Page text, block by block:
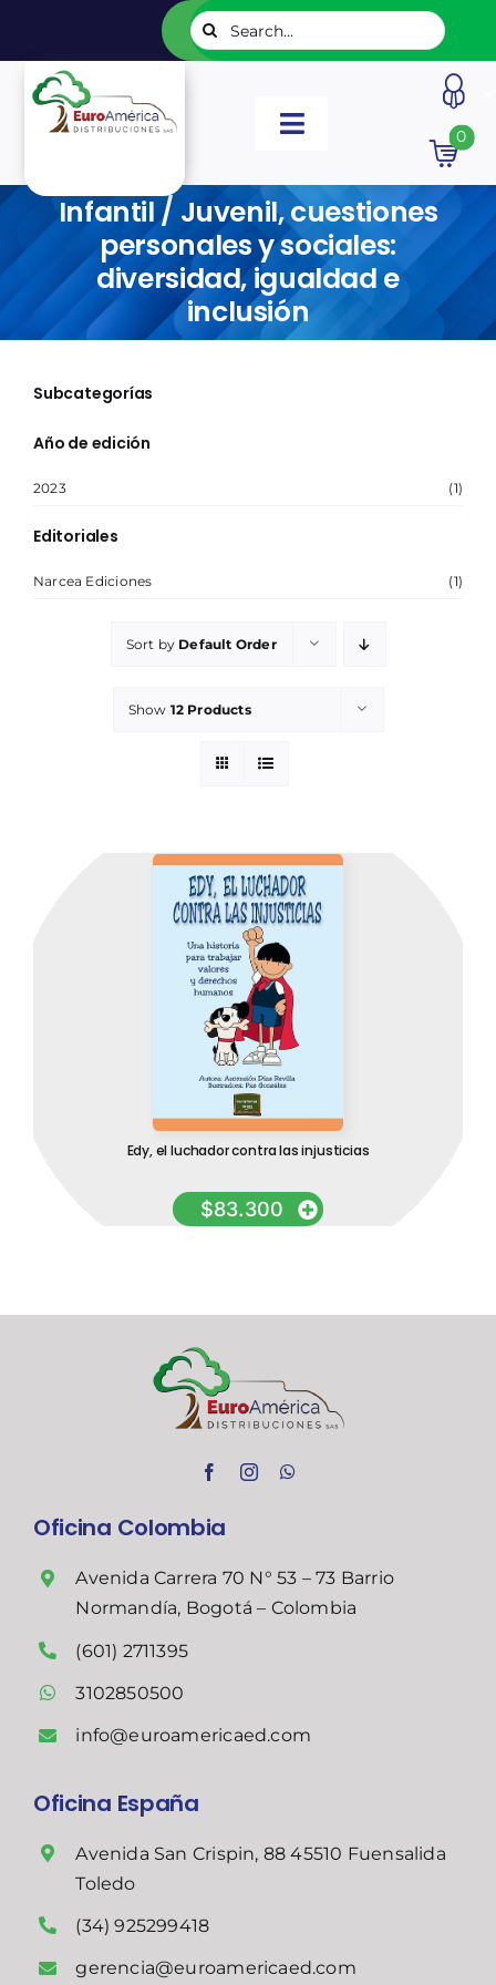
contenido
Buscar:
Toggle
INICIO
NUESTROS LIBROS
EDITORIALES
0
Infantil / Juvenil, cuestiones
personales y sociales:
diversidad, igualdad e
inclusión
Subcategorías
Año de edición
2023 (1)
Editoriales
Narcea Ediciones (1)
Sort by Default Order
Show 12 Products
Edy, el luchador contra las injusticias
$83.300
Oficina Colombia
Avenida Carrera 70 N° 53 – 73 Barrio
Normandía, Bogotá – Colombia
(601) 2711395
3102850500
info@euroamericaed.com
Oficina España
Avenida San Crispin, 88 45510 Fuensalida
Toledo
(34) 925299418
gerencia@euroamericaed.com